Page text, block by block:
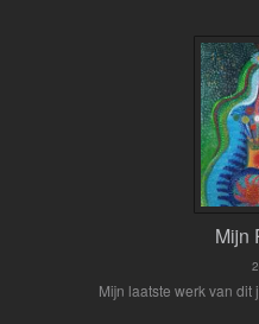
Mijn
Mijn laatste werk van dit